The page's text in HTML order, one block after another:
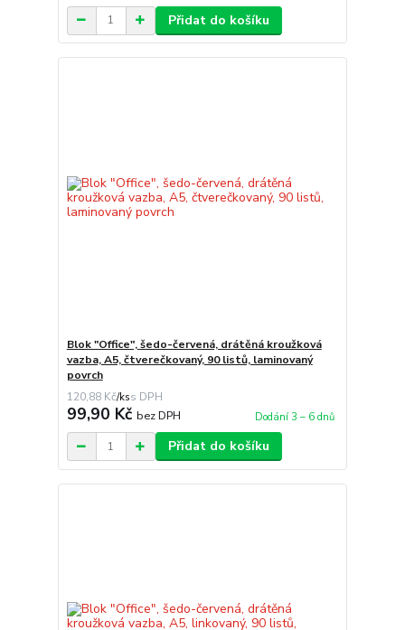
Přidat do košíku
Blok "Office", šedo-červená, drátěná kroužková
vazba, A5, čtverečkovaný, 90 listů, laminovaný
povrch
120,88 Kč/ks
99,90 Kč bez DPH Dodání 3 – 6 dnů
Přidat do košíku